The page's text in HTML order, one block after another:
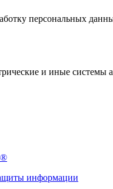
персональных
и иные системы
информации